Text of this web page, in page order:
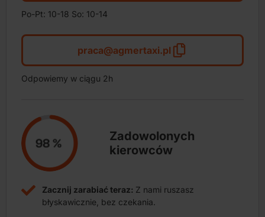
Po-Pt: 10-18 So: 10-14
praca@agmertaxi.pl
Odpowiemy w ciągu 2h
Zadowolonych
kierowców
Zacznij zarabiać teraz: Z nami ruszasz
błyskawicznie, bez czekania.